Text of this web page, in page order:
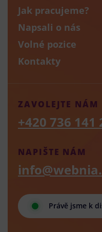
Jak pracujeme?
Napsali o nás
Volné pozice
Kontakty
Právě jsme k
NAPIŠTE NÁM
ZAVOLEJTE NÁM
+420 736 141